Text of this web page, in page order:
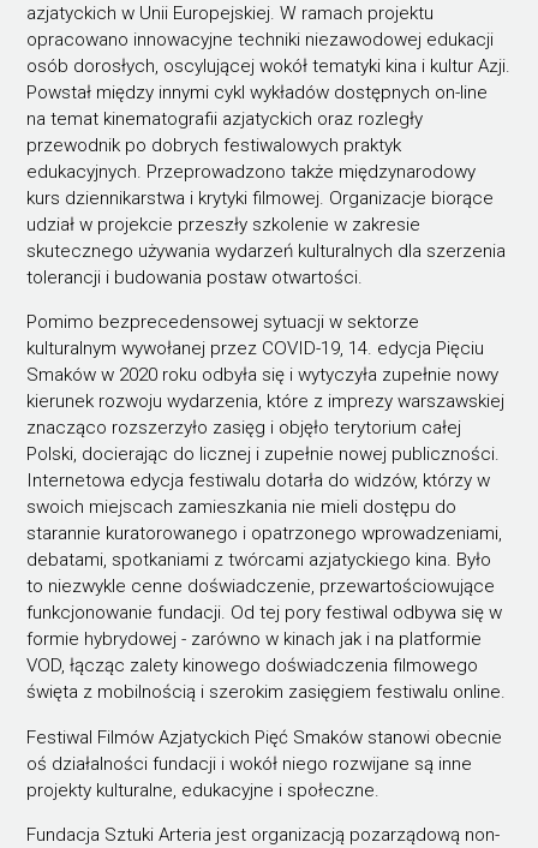
azjatyckich w Unii Europejskiej. W ramach projektu
opracowano innowacyjne techniki niezawodowej edukacji
osób dorosłych, oscylującej wokół tematyki kina i kultur Azji.
Powstał między innymi cykl wykładów dostępnych on-line
na temat kinematografii azjatyckich oraz rozległy
przewodnik po dobrych festiwalowych praktyk
edukacyjnych. Przeprowadzono także międzynarodowy
kurs dziennikarstwa i krytyki filmowej. Organizacje biorące
udział w projekcie przeszły szkolenie w zakresie
skutecznego używania wydarzeń kulturalnych dla szerzenia
tolerancji i budowania postaw otwartości.
Pomimo bezprecedensowej sytuacji w sektorze
kulturalnym wywołanej przez COVID-19, 14. edycja Pięciu
Smaków w 2020 roku odbyła się i wytyczyła zupełnie nowy
kierunek rozwoju wydarzenia, które z imprezy warszawskiej
znacząco rozszerzyło zasięg i objęło terytorium całej
Polski, docierając do licznej i zupełnie nowej publiczności.
Internetowa edycja festiwalu dotarła do widzów, którzy w
swoich miejscach zamieszkania nie mieli dostępu do
starannie kuratorowanego i opatrzonego wprowadzeniami,
debatami, spotkaniami z twórcami azjatyckiego kina. Było
to niezwykle cenne doświadczenie, przewartościowujące
funkcjonowanie fundacji. Od tej pory festiwal odbywa się w
formie hybrydowej - zarówno w kinach jak i na platformie
VOD, łącząc zalety kinowego doświadczenia filmowego
święta z mobilnością i szerokim zasięgiem festiwalu online.
Festiwal Filmów Azjatyckich Pięć Smaków stanowi obecnie
oś działalności fundacji i wokół niego rozwijane są inne
projekty kulturalne, edukacyjne i społeczne.
Fundacja Sztuki Arteria jest organizacją pozarządową non-